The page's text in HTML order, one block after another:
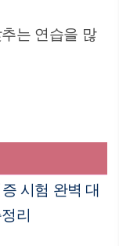
는 연습을 많
시험 완벽 대
리